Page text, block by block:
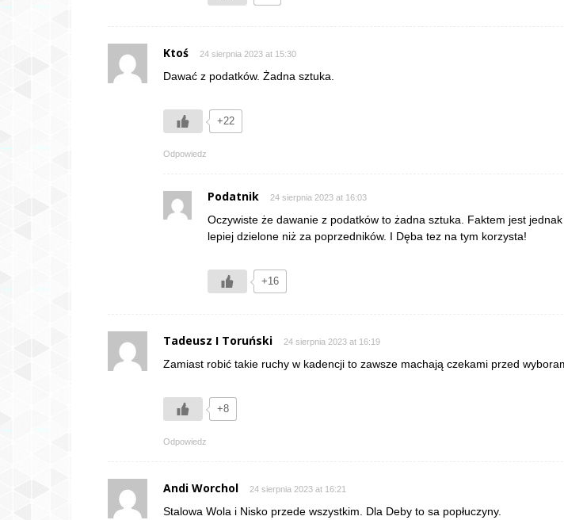
Ktoś 24 sierpnia 2023 at 15:30
Dawać z podatków. Żadna sztuka.
+22
Odpowiedz
Podatnik 24 sierpnia 2023 at 16:03
Oczywiste że dawanie z podatków to żadna sztuka. Faktem jest
lepiej dzielone niż za poprzedników. I Dęba tez na tym korzysta!
+16
Tadeusz I Toruński 24 sierpnia 2023 at 16:19
Zamiast robić takie ruchy w kadencji to zawsze machają czekami przed
+8
Odpowiedz
Andi Worchol 24 sierpnia 2023 at 16:21
Stalowa Wola i Nisko przede wszystkim. Dla Deby to sa popłuczyny.